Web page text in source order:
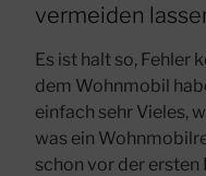
vermeiden
Es ist halt so, Fehler
dem Wohnmobil
einfach sehr Vieles,
was ein
schon vor der ersten